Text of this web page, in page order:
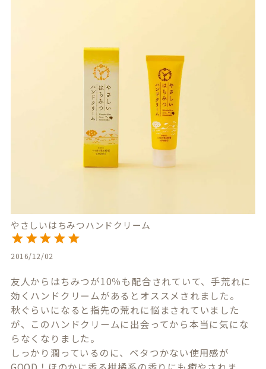
やさしいはちみつハンドクリーム
2016/12/02
友人からはちみつが10％も配合されていて、手荒れに
効くハンドクリームがあるとオススメされました。
秋ぐらいになると指先の荒れに悩まされていました
が、このハンドクリームに出会ってから本当に気にな
らなくなりました。
しっかり潤っているのに、ベタつかない使用感が